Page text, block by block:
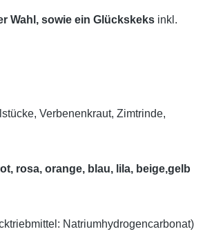
Wahl, sowie ein Glückskeks inkl.
Verbenenkraut, Zimtrinde,
rosa, orange, blau, lila, beige,gelb
Natriumhydrogencarbonat)